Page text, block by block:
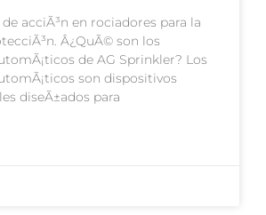
acciÃ³n en rociadores para la
Â¿QuÃ© son los
de AG Sprinkler? Los
son dispositivos
diseÃ±ados para